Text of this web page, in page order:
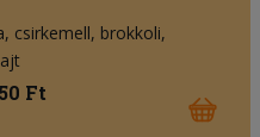
csirkemell brokkoli
Ft